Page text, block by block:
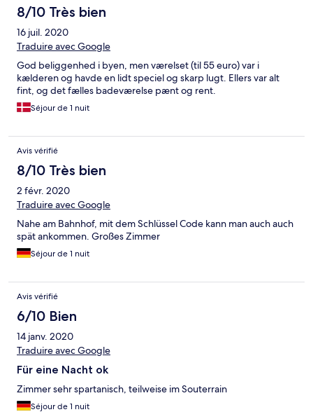
8/10 Très bien
16 juil. 2020
Traduire avec Google
God beliggenhed i byen, men værelset (til 55 euro) var i
kælderen og havde en lidt speciel og skarp lugt. Ellers var alt
fint, og det fælles badeværelse pænt og rent.
Séjour de 1 nuit
Avis vérifié
8/10 Très bien
2 févr. 2020
Traduire avec Google
Nahe am Bahnhof, mit dem Schlüssel Code kann man auch auch
spät ankommen. Großes Zimmer
Séjour de 1 nuit
Avis vérifié
6/10 Bien
14 janv. 2020
Traduire avec Google
Für eine Nacht ok
Zimmer sehr spartanisch, teilweise im Souterrain
Séjour de 1 nuit